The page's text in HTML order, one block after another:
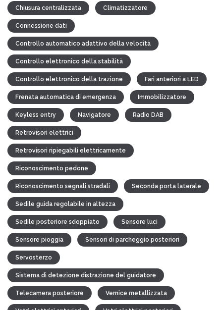
Chiusura centralizzata Climatizzatore
Connessione dati
Controllo automatico adattivo della velocità
Controllo elettronico della stabilità
Controllo elettronico della trazione Fari anteriori a LED
Frenata automatica di emergenza Immobilizzatore
Keyless entry Navigatore Radio DAB
Retrovisori elettrici
Retrovisori ripiegabili elettricamente
Riconoscimento pedone
Riconoscimento segnali stradali Seconda porta laterale
Sedile guida regolabile in altezza
Sedile posteriore sdoppiato Sensore luci
Sensore pioggia Sensori di parcheggio posteriori
Servosterzo
Sistema di detezione distrazione del guidatore
Telecamera posteriore Vernice metallizzata